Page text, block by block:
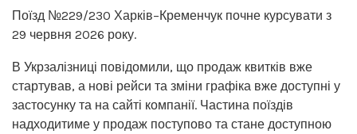
Поїзд №229/230 Харків–Кременчук почне курсувати з
29 червня 2026 року.
В Укрзалізниці повідомили, що продаж квитків вже
стартував, а нові рейси та зміни графіка вже доступні у
застосунку та на сайті компанії. Частина поїздів
надходитиме у продаж поступово та стане доступною